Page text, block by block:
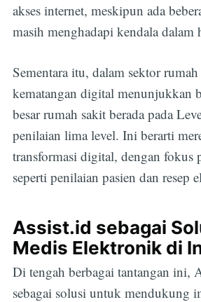
akses internet, meskipun ada
masih menghadapi kendala dalam
Sementara itu, dalam sektor
kematangan digital menunjukkan
besar rumah sakit berada pada
penilaian lima level. Ini berarti
transformasi digital, dengan fokus
seperti penilaian pasien dan resep
Assist.id sebagai
Medis Elektronik di
Di tengah berbagai tantangan ini,
sebagai solusi untuk mendukung